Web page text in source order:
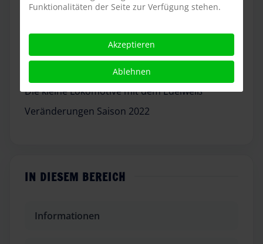
Veränderungen der Saison 2020
Der Mountain-Train rast nun durch den Heide
Die kleine Lokomotive mit dem Edelweiß
Veränderungen Saison 2022
IN DIESEM BEREICH
Informationen
Funktionalitäten der Seite zur Verfügung stehen.
Akzeptieren
Ablehnen